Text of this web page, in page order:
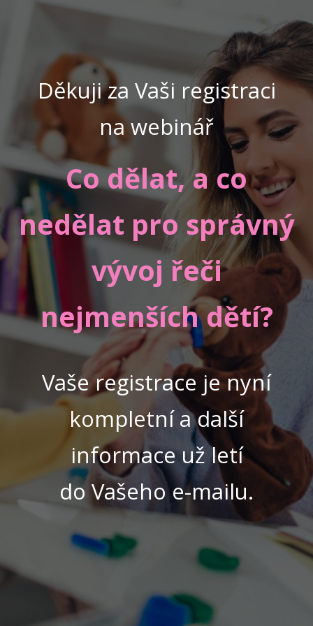
Děkuji za Vaši registraci
na webinář
Co dělat, a co
nedělat pro správný
vývoj řeči
nejmenších dětí?
Vaše registrace je nyní
kompletní a další
informace už letí
do Vašeho e-mailu.